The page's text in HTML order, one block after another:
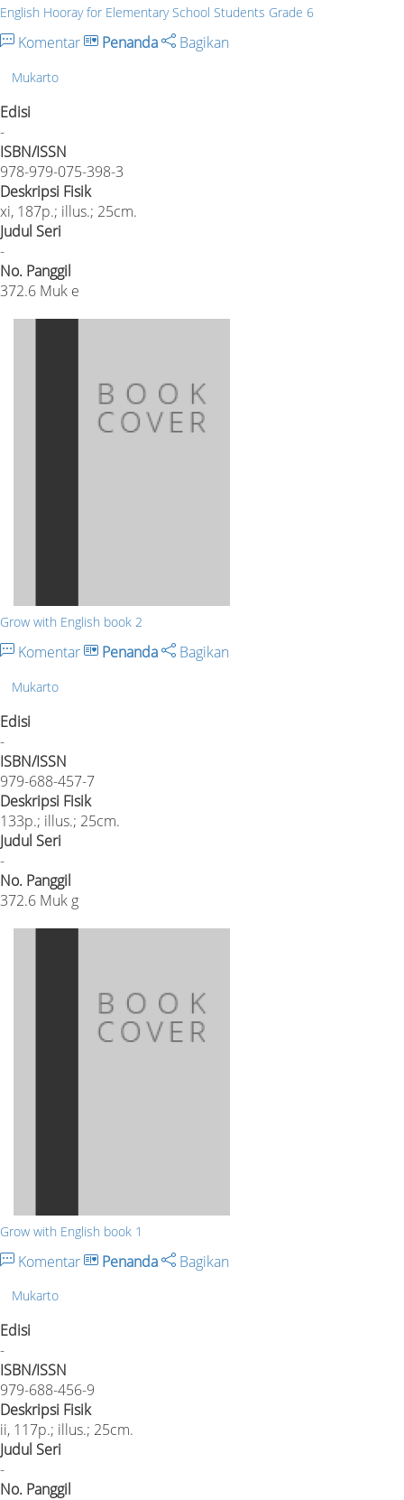
English Hooray for Elementary School Students Grade 6
Komentar Penanda Bagikan
Mukarto
Edisi
-
ISBN/ISSN
978-979-075-398-3
Deskripsi Fisik
xi, 187p.; illus.; 25cm.
Judul Seri
-
No. Panggil
372.6 Muk e
Grow with English book 2
Komentar Penanda Bagikan
Mukarto
Edisi
-
ISBN/ISSN
979-688-457-7
Deskripsi Fisik
133p.; illus.; 25cm.
Judul Seri
-
No. Panggil
372.6 Muk g
Grow with English book 1
Komentar Penanda Bagikan
Mukarto
Edisi
-
ISBN/ISSN
979-688-456-9
Deskripsi Fisik
ii, 117p.; illus.; 25cm.
Judul Seri
-
No. Panggil